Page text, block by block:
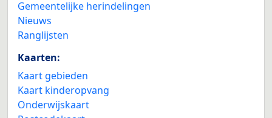
Gemeentelijke herindelingen
Nieuws
Ranglijsten
Kaarten:
Kaart gebieden
Kaart kinderopvang
Onderwijskaart